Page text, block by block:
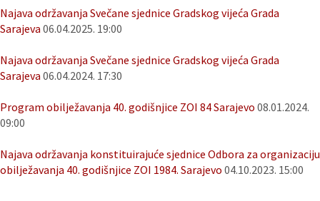
Najava održavanja Svečane sjednice Gradskog vijeća Grada
Sarajeva 06.04.2025. 19:00
Najava održavanja Svečane sjednice Gradskog vijeća Grada
Sarajeva 06.04.2024. 17:30
Program obilježavanja 40. godišnjice ZOI 84 Sarajevo 08.01.2024.
09:00
Najava održavanja konstituirajuće sjednice Odbora za organizaciju
obilježavanja 40. godišnjice ZOI 1984. Sarajevo 04.10.2023. 15:00